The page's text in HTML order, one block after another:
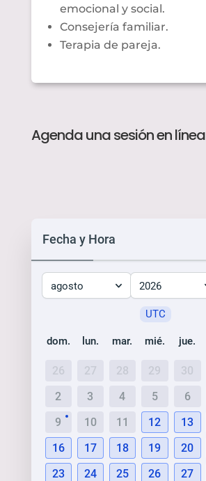
emocional y social.
Consejería familiar.
Terapia de pareja.
Agenda una sesión en línea
Fecha y Hora
agosto 2026
UTC
dom. lun. mar. mié. jue.
26 27 28 29 30
2
3 4 5 6
9
10 11 12 13
16
17 18 19 20
23
24 25 26 27